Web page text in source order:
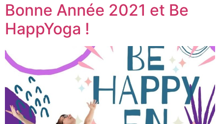
Bonne Année 2021 et Be
HappYoga !